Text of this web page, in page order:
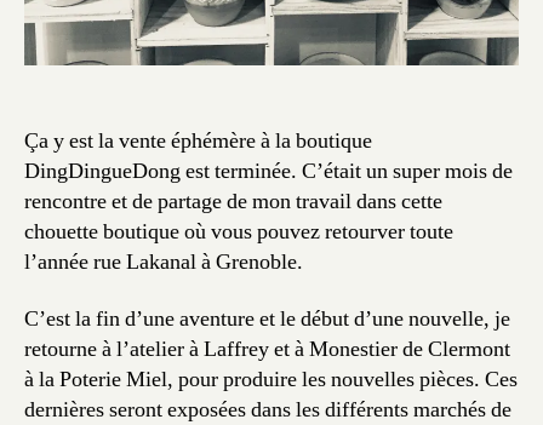
Ça y est la vente éphémère à la boutique
DingDingueDong est terminée. C’était un super mois de
rencontre et de partage de mon travail dans cette
chouette boutique où vous pouvez retourver toute
l’année rue Lakanal à Grenoble.
C’est la fin d’une aventure et le début d’une nouvelle, je
retourne à l’atelier à Laffrey et à Monestier de Clermont
à la Poterie Miel, pour produire les nouvelles pièces. Ces
dernières seront exposées dans les différents marchés de